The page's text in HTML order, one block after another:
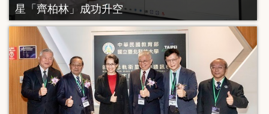
星「齊柏林」成功升空